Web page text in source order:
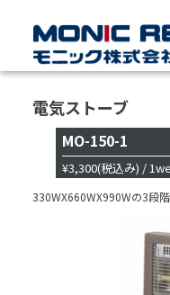
電気ストーブ
MO-150-1
¥3,300(税込み) /
330WX660WX990Wの3段